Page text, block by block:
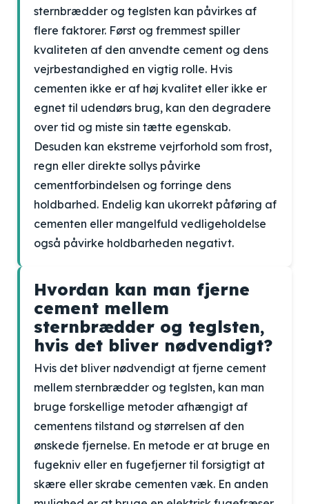
sternbrædder og teglsten kan påvirkes af
flere faktorer. Først og fremmest spiller
kvaliteten af den anvendte cement og dens
vejrbestandighed en vigtig rolle. Hvis
cementen ikke er af høj kvalitet eller ikke er
egnet til udendørs brug, kan den degradere
over tid og miste sin tætte egenskab.
Desuden kan ekstreme vejrforhold som frost,
regn eller direkte sollys påvirke
cementforbindelsen og forringe dens
holdbarhed. Endelig kan ukorrekt påføring af
cementen eller mangelfuld vedligeholdelse
også påvirke holdbarheden negativt.
Hvordan kan man fjerne
cement mellem
sternbrædder og teglsten,
hvis det bliver nødvendigt?
Hvis det bliver nødvendigt at fjerne cement
mellem sternbrædder og teglsten, kan man
bruge forskellige metoder afhængigt af
cementens tilstand og størrelsen af den
ønskede fjernelse. En metode er at bruge en
fugekniv eller en fugefjerner til forsigtigt at
skære eller skrabe cementen væk. En anden